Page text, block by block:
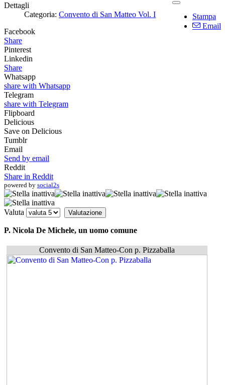
Stampa
Email
Dettagli
Categoria: Convento di San Matteo Vol. I
Facebook
Share
Pinterest
Linkedin
Share
Whatsapp
share with Whatsapp
Telegram
share with Telegram
Flipboard
Delicious
Save on Delicious
Tumblr
Email
Send by email
Reddit
Share in Reddit
powered by social2s
Valuta
P. Nicola De Michele, un uomo comune
Convento di San Matteo-Con p. Pizzaballa